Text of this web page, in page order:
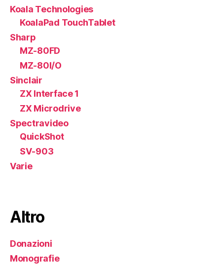
Koala Technologies
KoalaPad TouchTablet
Sharp
MZ-80FD
MZ-80I/O
Sinclair
ZX Interface 1
ZX Microdrive
Spectravideo
QuickShot
SV-903
Varie
Altro
Donazioni
Monografie